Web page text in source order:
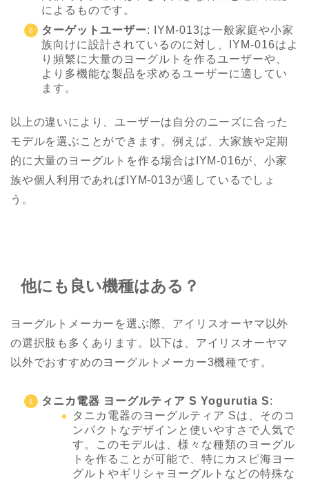
によるものです。
ターゲットユーザー: IYM-013は一般家庭や小家
族向けに設計されているのに対し、IYM-016はよ
り頻繁に大量のヨーグルトを作るユーザーや、
より多機能な製品を求めるユーザーに適してい
ます。
以上の違いにより、ユーザーは自分のニーズに合った
モデルを選ぶことができます。例えば、大家族や定期
的に大量のヨーグルトを作る場合はIYM-016が、小家
族や個人利用であればIYM-013が適しているでしょ
う。
他にも良い機種はある？
ヨーグルトメーカーを選ぶ際、アイリスオーヤマ以外
の選択肢も多くあります。以下は、アイリスオーヤマ
以外でおすすめのヨーグルトメーカー3機種です。
タニカ電器 ヨーグルティア S Yogurutia S:
タニカ電器のヨーグルティア Sは、そのコ
ンパクトなデザインと使いやすさで人気で
す。このモデルは、様々な種類のヨーグル
トを作ることが可能で、特にカスピ海ヨー
グルトやギリシャヨーグルトなどの特殊な